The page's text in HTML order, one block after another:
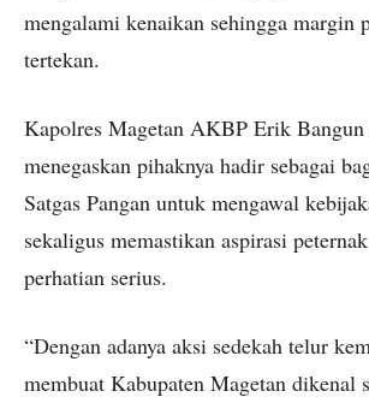
mengalami kenaikan sehingga margin
tertekan.
Kapolres Magetan AKBP Erik Bangun
menegaskan pihaknya hadir sebagai
Satgas Pangan untuk mengawal
sekaligus memastikan aspirasi
perhatian serius.
“Dengan adanya aksi sedekah telur
membuat Kabupaten Magetan dikenal